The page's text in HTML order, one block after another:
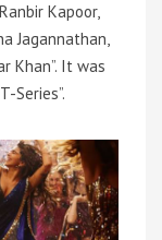
Kapoor,
Jagannathan,
Khan”. It was
Series”.